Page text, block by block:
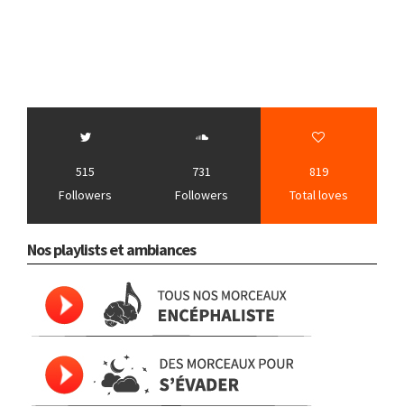
515
Followers
731
Followers
819
Total loves
Nos playlists et ambiances